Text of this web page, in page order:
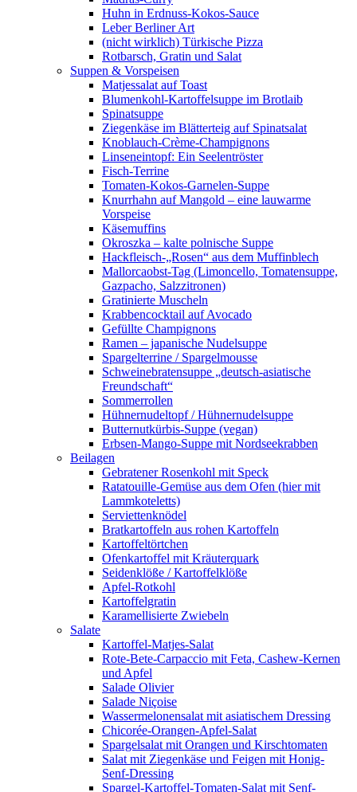
Huhn in Erdnuss-Kokos-Sauce
Leber Berliner Art
(nicht wirklich) Türkische Pizza
Rotbarsch, Gratin und Salat
Suppen & Vorspeisen
Matjessalat auf Toast
Blumenkohl-Kartoffelsuppe im Brotlaib
Spinatsuppe
Ziegenkäse im Blätterteig auf Spinatsalat
Knoblauch-Crème-Champignons
Linseneintopf: Ein Seelentröster
Fisch-Terrine
Tomaten-Kokos-Garnelen-Suppe
Knurrhahn auf Mangold – eine lauwarme
Vorspeise
Käsemuffins
Okroszka – kalte polnische Suppe
Hackfleisch-„Rosen“ aus dem Muffinblech
Mallorcaobst-Tag (Limoncello, Tomatensuppe,
Gazpacho, Salzzitronen)
Gratinierte Muscheln
Krabbencocktail auf Avocado
Gefüllte Champignons
Ramen – japanische Nudelsuppe
Spargelterrine / Spargelmousse
Schweinebratensuppe „deutsch-asiatische
Freundschaft“
Sommerrollen
Hühnernudeltopf / Hühnernudelsuppe
Butternutkürbis-Suppe (vegan)
Erbsen-Mango-Suppe mit Nordseekrabben
Beilagen
Gebratener Rosenkohl mit Speck
Ratatouille-Gemüse aus dem Ofen (hier mit
Lammkoteletts)
Serviettenknödel
Bratkartoffeln aus rohen Kartoffeln
Kartoffeltörtchen
Ofenkartoffel mit Kräuterquark
Seidenklöße / Kartoffelklöße
Apfel-Rotkohl
Kartoffelgratin
Karamellisierte Zwiebeln
Salate
Kartoffel-Matjes-Salat
Rote-Bete-Carpaccio mit Feta, Cashew-Kernen
und Apfel
Salade Olivier
Salade Niçoise
Wassermelonensalat mit asiatischem Dressing
Chicorée-Orangen-Apfel-Salat
Spargelsalat mit Orangen und Kirschtomaten
Salat mit Ziegenkäse und Feigen mit Honig-
Senf-Dressing
Spargel-Kartoffel-Tomaten-Salat mit Senf-